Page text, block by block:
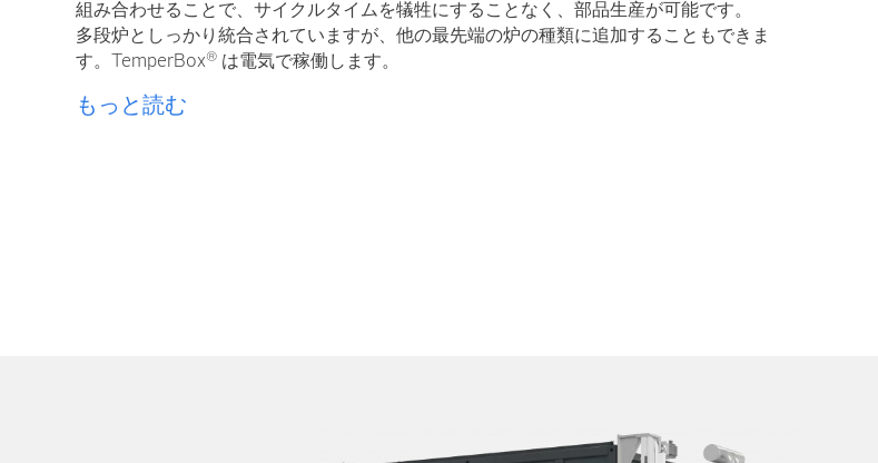
組み合わせることで、サイクルタイムを犠牲にすることなく、部品生産が可能です。
多段炉としっかり統合されていますが、他の最先端の炉の種類に追加することもできま
す。TemperBox®は電気で稼働します。
もっと読む